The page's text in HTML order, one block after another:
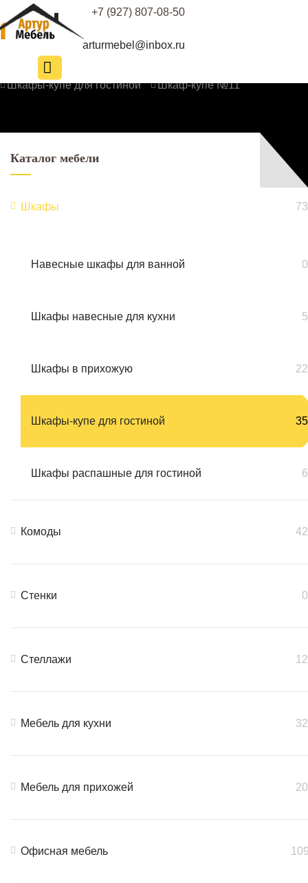
+7 (927) 807-08-50
arturmebel@inbox.ru
Корпусная мебель
Шкафы-купе для гостиной
Шкаф-купе №11
Каталог мебели
Шкафы 73
Навесные шкафы для ванной 0
Шкафы навесные для кухни 5
Шкафы в прихожую 22
Шкафы-купе для гостиной 35
Шкафы распашные для гостиной 6
Комоды 42
Стенки 0
Стеллажи 12
Мебель для кухни 32
Мебель для прихожей 20
Офисная мебель